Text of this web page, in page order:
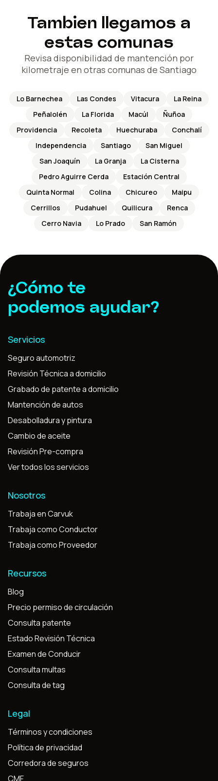
Tambien llegamos a
estas comunas
Revisa disponibilidad de mantención por
kilometraje en otras comunas de Santiago
Lo Barnechea Las Condes Vitacura
La Reina
Peñalolén
La Florida Macúl
Ñuñoa
Providencia
Recoleta Huechuraba
Conchalí
Independencia
Santiago
San Miguel
San Joaquín
La Granja
La Cisterna
Pedro Aguirre Cerda
Estación Central
Quinta Normal
Colina Chicureo
Maipu
Cerrillos
Pudahuel Quilicura
Renca
Cerro Navia
Lo Prado San Ramón
¿Cómo te
podemos ayudar?
Servicios
Seguro automotriz
Revisión Técnica a domicilio
Grabado de patente a domicilio
Mantención de autos
Desabolladura y pintura
Cambio de aceite
Revisión Pre-compra
Ver todos los servicios
Nosotros
Trabaja en Carvuk
Trabaja como Conductor
Trabaja como Proveedor
Recursos
Blog
Precio permiso de circulación
Consulta patente
Estado Revisión Técnica
Examen de Conducir
Consulta multas
Consulta de tag
Legal
Términos y condiciones
Política de privacidad
Corredora de seguros
CMF